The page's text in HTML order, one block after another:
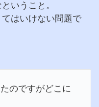
いうこと。
はいけない問題で
のですがどこに